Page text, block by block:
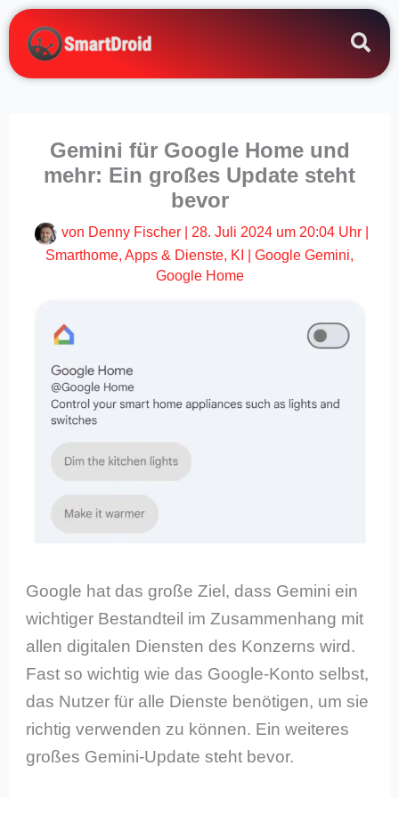
Zum
Inhalt
springen
Gemini für Google Home und
mehr: Ein großes Update steht
bevor
von Denny Fischer 28. Juli 2024 um 20:04 Uhr
Smarthome, Apps & Dienste, KI Google Gemini,
Google Home
Google hat das große Ziel, dass Gemini ein
wichtiger Bestandteil im Zusammenhang mit
allen digitalen Diensten des Konzerns wird.
Fast so wichtig wie das Google-Konto selbst,
das Nutzer für alle Dienste benötigen, um sie
richtig verwenden zu können. Ein weiteres
großes Gemini-Update steht bevor.